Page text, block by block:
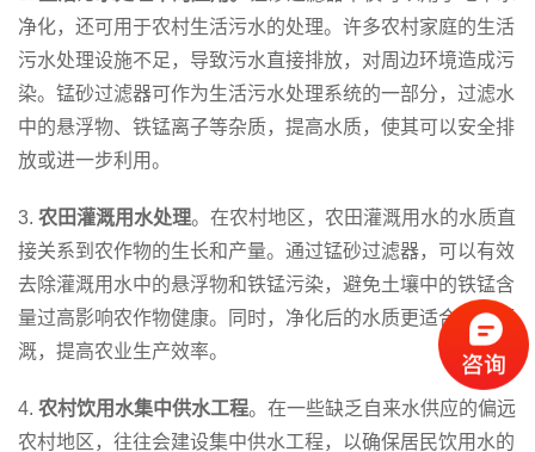
净化，还可用于农村生活污水的处理。许多农村家庭的生活
污水处理设施不足，导致污水直接排放，对周边环境造成污
染。锰砂过滤器可作为生活污水处理系统的一部分，过滤水
中的悬浮物、铁锰离子等杂质，提高水质，使其可以安全排
放或进一步利用。
3. 农田灌溉用水处理。在农村地区，农田灌溉用水的水质直
接关系到农作物的生长和产量。通过锰砂过滤器，可以有效
去除灌溉用水中的悬浮物和铁锰污染，避免土壤中的铁锰含
量过高影响农作物健康。同时，净化后的水质更适合用于灌
溉，提高农业生产效率。
4. 农村饮用水集中供水工程。在一些缺乏自来水供应的偏远
农村地区，往往会建设集中供水工程，以确保居民饮用水的